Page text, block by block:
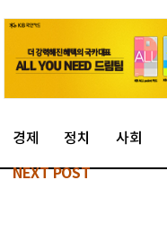
경제 정치 사회
NEXT POST